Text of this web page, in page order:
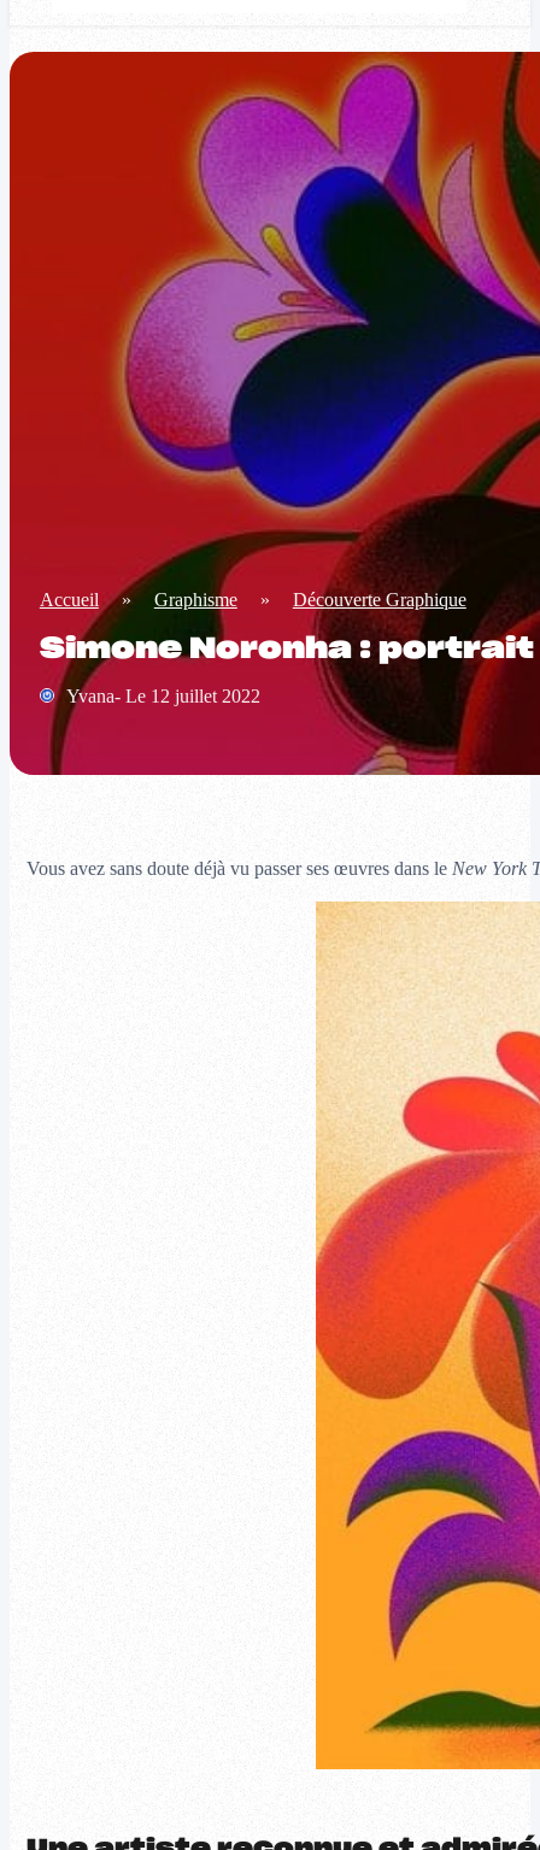
Accueil » Graphisme » Découverte Graphique
Simone Noronha :
Yvana- Le 12 juillet 2022
Vous avez sans doute déjà vu passer ses œuvres dans le New York